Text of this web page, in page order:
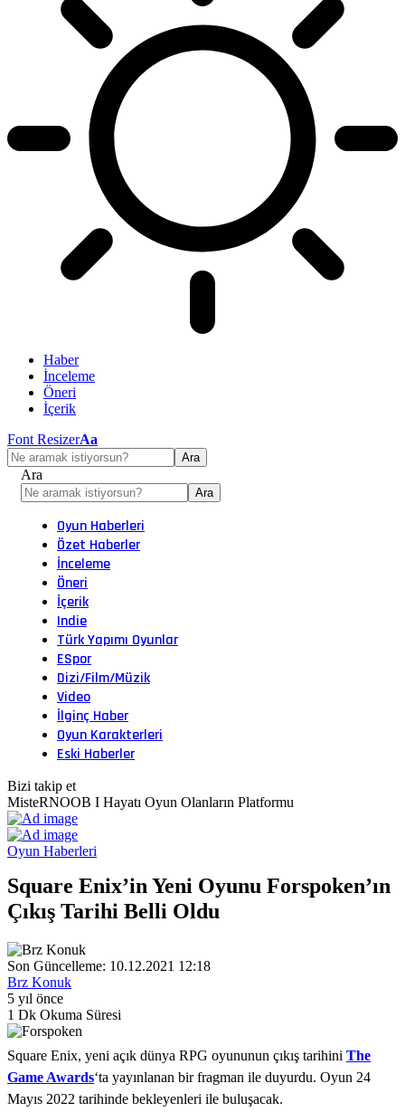
Haber
İnceleme
Öneri
İçerik
Font ResizerAa
Ara
Oyun Haberleri
Özet Haberler
İnceleme
Öneri
İçerik
Indie
Türk Yapımı Oyunlar
ESpor
Dizi/Film/Müzik
Video
İlginç Haber
Oyun Karakterleri
Eski Haberler
Bizi takip et
MisteRNOOB I Hayatı Oyun Olanların Platformu
Oyun Haberleri
Square Enix’in Yeni Oyunu Forspoken’ın
Çıkış Tarihi Belli Oldu
Son Güncelleme: 10.12.2021 12:18
Brz Konuk
5 yıl önce
1 Dk Okuma Süresi
Square Enix, yeni açık dünya RPG oyununun çıkış tarihini The
Game Awards‘ta yayınlanan bir fragman ile duyurdu. Oyun 24
Mayıs 2022 tarihinde bekleyenleri ile buluşacak.